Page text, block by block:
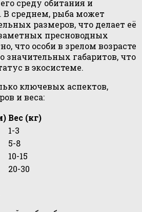
среду обитания и
В среднем, рыба может
размеров, что делает её
пресноводных
что особи в зрелом возрасте
значительных габаритов, что
в экосистеме.
ключевых аспектов,
и веса:
Вес (кг)
1-3
5-8
10-15
20-30